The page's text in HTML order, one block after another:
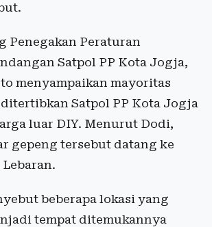
Penegakan Peraturan
Satpol PP Kota Jogja,
menyampaikan mayoritas
Satpol PP Kota Jogja
luar DIY. Menurut Dodi,
gepeng tersebut datang ke
beberapa lokasi yang
tempat ditemukannya